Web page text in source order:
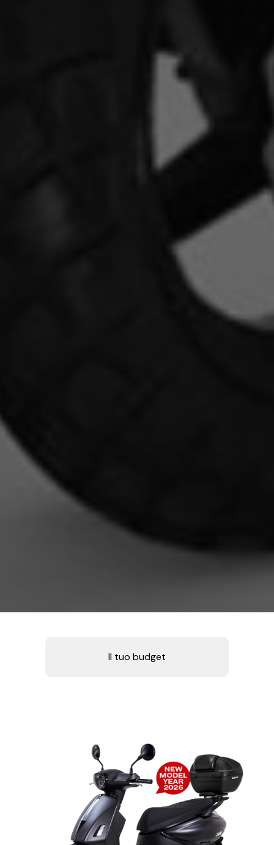
Il tuo budget